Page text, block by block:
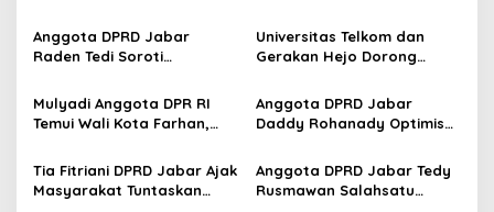
g
a
t
i
o
n
melalui Ranperda
Lingkungan Hidup
Raya
Anggota DPRD Jabar
Raden Tedi Soroti
Penataan Pesisir Jawa
Barat
Universitas Telkom dan
Gerakan Hejo Dorong
Sampah Berkelanjutan
Mulyadi Anggota DPR RI
Temui Wali Kota Farhan,
Sampah Kota Bandung
Secara Komprehensif
Anggota DPRD Jabar
Daddy Rohanady Optimis
Realisasikan Pengelolaan
Sampah Mandiri
Tia Fitriani DPRD Jabar Ajak
Masyarakat Tuntaskan
Anggota DPRD Jabar Tedy
Rusmawan Salahsatu